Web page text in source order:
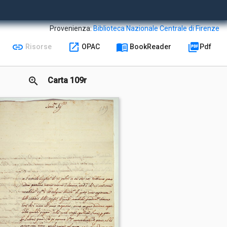
Provenienza:Biblioteca Nazionale Centrale di Firenze
link Risorse open_in_new OPAC menu_book BookReader picture_as_pdf Pdf
zoom_in Carta 109r